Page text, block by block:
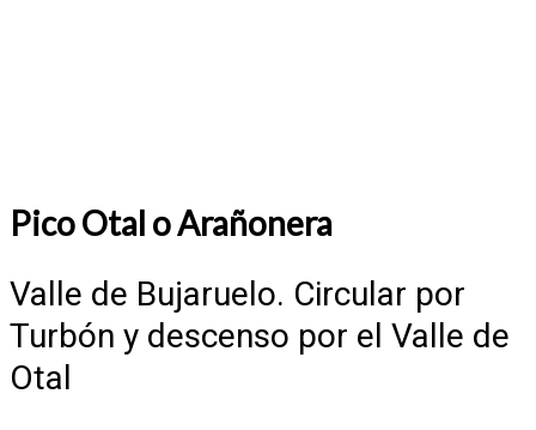
Pico Otal o Arañonera
Valle de Bujaruelo. Circular por
Turbón y descenso por el Valle de
Otal